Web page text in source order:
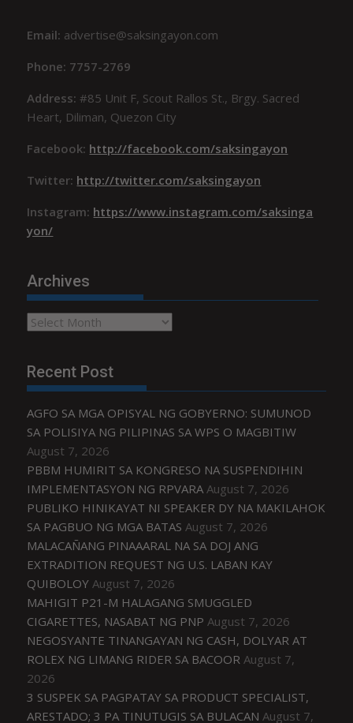
Email: advertise@saksingayon.com
Phone: 7757-2769
Address:#85 Unit F, Scout Rallos St., Brgy. Sacred
Heart, Diliman, Quezon City
Facebook: http://facebook.com/saksingayon
Twitter: http://twitter.com/saksingayon
Instagram: https://www.instagram.com/saksinga
yon/
Archives
Archives
Recent Post
AGFO SA MGA OPISYAL NG GOBYERNO: SUMUNOD
SA POLISIYA NG PILIPINAS SA WPS O MAGBITIW
August 7, 2026
PBBM HUMIRIT SA KONGRESO NA SUSPENDIHIN
IMPLEMENTASYON NG RPVARA August 7, 2026
PUBLIKO HINIKAYAT NI SPEAKER DY NA MAKILAHOK
SA PAGBUO NG MGA BATAS August 7, 2026
MALACAÑANG PINAAARAL NA SA DOJ ANG
EXTRADITION REQUEST NG U.S. LABAN KAY
QUIBOLOY August 7, 2026
MAHIGIT P21-M HALAGANG SMUGGLED
CIGARETTES, NASABAT NG PNP August 7, 2026
NEGOSYANTE TINANGAYAN NG CASH, DOLYAR AT
ROLEX NG LIMANG RIDER SA BACOOR August 7,
2026
3 SUSPEK SA PAGPATAY SA PRODUCT SPECIALIST,
ARESTADO; 3 PA TINUTUGIS SA BULACAN August 7,